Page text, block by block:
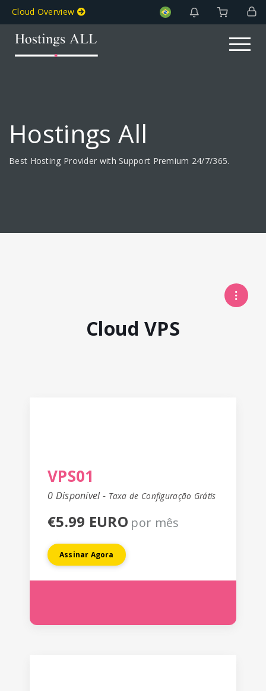
Cloud Overview
Toggle
Hostings All
Best Hosting Provider with Support Premium 24/7/365.
Cloud VPS
VPS01
0 Disponível - Taxa de Configuração Grátis
€5.99 EURO por mês
Assinar Agora